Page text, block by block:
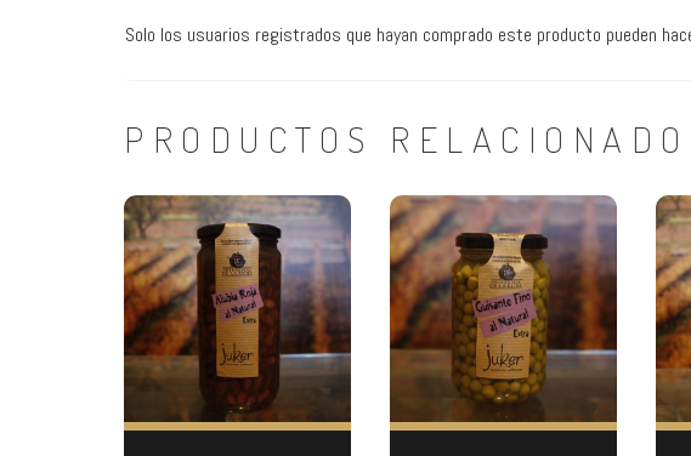
Solo los usuarios registrados que hayan comprado este producto pueden
PRODUCTOS